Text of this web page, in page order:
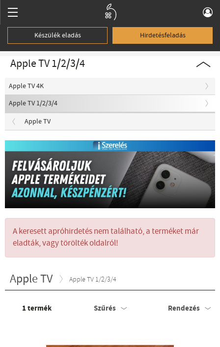
Készülék eladás Hirdetésfeladás
Apple TV 1/2/3/4
Apple TV 4K
Apple TV 1/2/3/4
Apple TV
A keresett apróhirdetés nem található, a terméket már
eladták, vagy törölték oldalról!
Apple TV Apple TV 1/2/3/4
1termék Szűrés Rendezés